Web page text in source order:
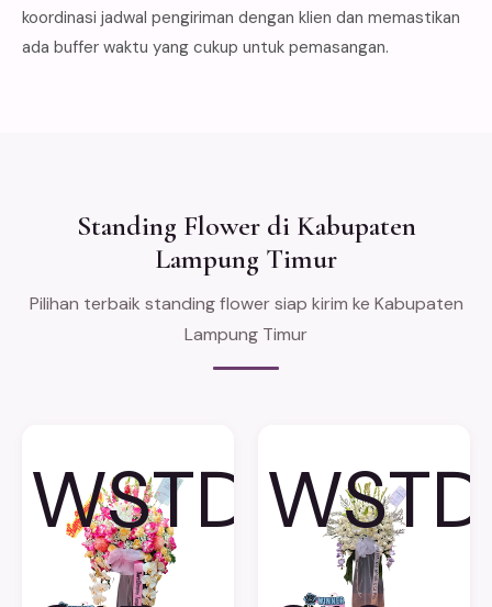
koordinasi jadwal pengiriman dengan klien dan memastikan
ada buffer waktu yang cukup untuk pemasangan.
Standing Flower di Kabupaten
Lampung Timur
Pilihan terbaik standing flower siap kirim ke Kabupaten
Lampung Timur
WSTD-